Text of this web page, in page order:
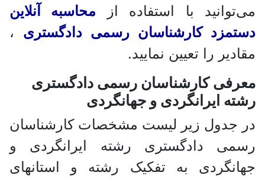
می‌توانید با استفاده از محاسبه آنلاین
دستمزد کارشناسان رسمی دادگستری ،
مقادیر را تعیین نمایید.
معرفی کارشناسان رسمی دادگستری
رشته ایرانگردی و جهانگردی
در جدول زیر لیست مشخصات کارشناسان
رسمی دادگستری رشته ایرانگردی و
جهانگردی به تفکیک رشته و استانهای